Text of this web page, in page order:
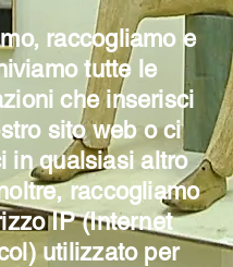
raccogliamo e
tutte le
che inserisci
sito web o ci
in qualsiasi altro
raccogliamo
IP (Internet
utilizzato per